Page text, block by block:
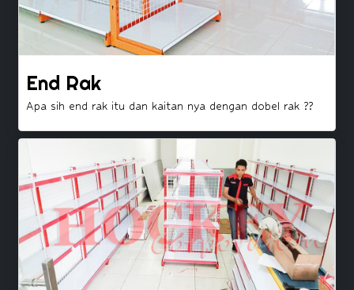
End Rak
Apa sih end rak itu dan kaitan nya dengan dobel rak ??